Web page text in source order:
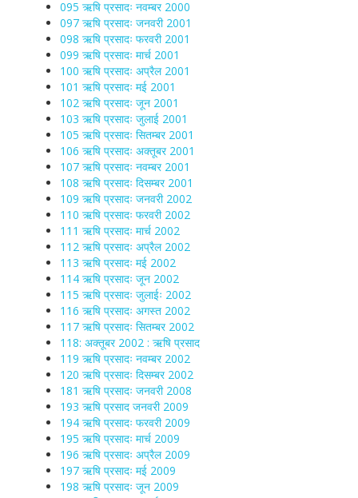
095 ऋषि प्रसादः नवम्बर 2000
097 ऋषि प्रसादः जनवरी 2001
098 ऋषि प्रसादः फरवरी 2001
099 ऋषि प्रसादः मार्च 2001
100 ऋषि प्रसादः अप्रैल 2001
101 ऋषि प्रसादः मई 2001
102 ऋषि प्रसादः जून 2001
103 ऋषि प्रसादः जुलाई 2001
105 ऋषि प्रसादः सितम्बर 2001
106 ऋषि प्रसादः अक्तूबर 2001
107 ऋषि प्रसादः नवम्बर 2001
108 ऋषि प्रसादः दिसम्बर 2001
109 ऋषि प्रसादः जनवरी 2002
110 ऋषि प्रसादः फरवरी 2002
111 ऋषि प्रसादः मार्च 2002
112 ऋषि प्रसादः अप्रैल 2002
113 ऋषि प्रसादः मई 2002
114 ऋषि प्रसादः जून 2002
115 ऋषि प्रसादः जुलाईः 2002
116 ऋषि प्रसादः अगस्त 2002
117 ऋषि प्रसादः सितम्बर 2002
118: अक्तूबर 2002 : ऋषि प्रसाद
119 ऋषि प्रसादः नवम्बर 2002
120 ऋषि प्रसादः दिसम्बर 2002
181 ऋषि प्रसादः जनवरी 2008
193 ऋषि प्रसाद जनवरी 2009
194 ऋषि प्रसादः फरवरी 2009
195 ऋषि प्रसादः मार्च 2009
196 ऋषि प्रसादः अप्रैल 2009
197 ऋषि प्रसादः मई 2009
198 ऋषि प्रसादः जून 2009